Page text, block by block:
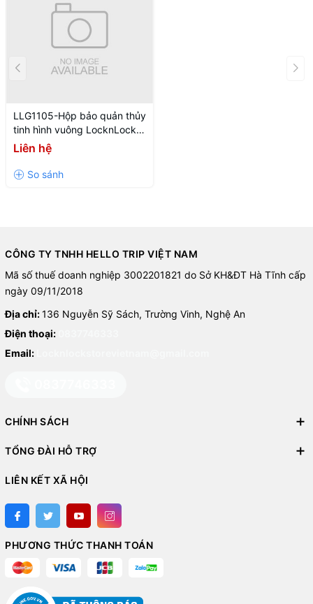
LLG1105-Hộp bảo quản thủy
tinh hình vuông LocknLock
BLANC-520ML-Màu trắng
Liên hệ
CÔNG TY TNHH HELLO TRIP VIỆT NAM
Mã số thuế doanh nghiệp 3002201821 do Sở KH&ĐT Hà Tĩnh cấp
ngày 09/11/2018
Địa chỉ:136 Nguyễn Sỹ Sách, Trường Vinh, Nghệ An
Điện thoại:
Email:
CHÍNH SÁCH
TỔNG ĐÀI HỖ TRỢ
LIÊN KẾT XÃ HỘI
PHƯƠNG THỨC THANH TOÁN